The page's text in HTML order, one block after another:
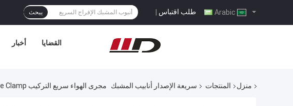
طلب اقتباس | يبحث
أخبار القضايا
منزل المنتجات سريعة الإصدار أنابيب المشبك مجرى الهواء سريع التركيب LMG180 V Groove Clamp